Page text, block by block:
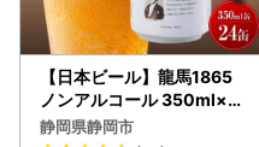
【日本ビール】龍馬1865
ノンアルコール 350ml×2
4缶 ノンアル
静岡県静岡市